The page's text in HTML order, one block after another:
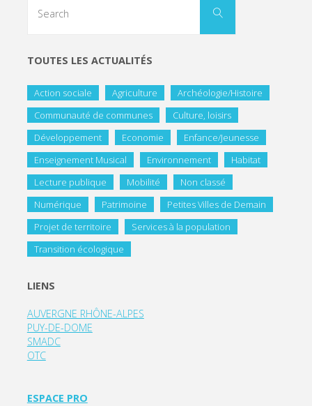
TOUTES LES ACTUALITÉS
Action sociale Agriculture
Archéologie/Histoire
Communauté de communes
Culture, loisirs
Développement
Economie
Enfance/Jeunesse
Enseignement Musical
Environnement
Habitat
Lecture publique
Mobilité
Non classé
Numérique
Patrimoine
Petites Villes de Demain
Projet de territoire
Services à la population
Transition écologique
LIENS
AUVERGNE RHÔNE-ALPES
PUY-DE-DOME
SMADC
OTC
ESPACE PRO